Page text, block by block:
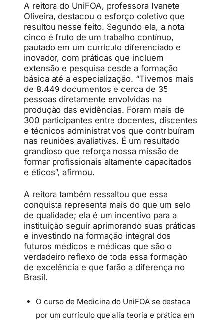
A reitora do UniFOA, professora Ivanete
Oliveira, destacou o esforço coletivo que
resultou nesse feito. Segundo ela, a nota
cinco é fruto de um trabalho contínuo,
pautado em um currículo diferenciado e
inovador, com práticas que incluem
extensão e pesquisa desde a formação
básica até a especialização. “Tivemos mais
de 8.449 documentos e cerca de 35
pessoas diretamente envolvidas na
produção das evidências. Foram mais de
300 participantes entre docentes, discentes
e técnicos administrativos que contribuíram
nas reuniões avaliativas. É um resultado
grandioso que reforça nossa missão de
formar profissionais altamente capacitados
e éticos”, afirmou.
A reitora também ressaltou que essa
conquista representa mais do que um selo
de qualidade; ela é um incentivo para a
instituição seguir aprimorando suas práticas
e investindo na formação integral dos
futuros médicos e médicas que são o
verdadeiro reflexo de toda essa formação
de excelência e que farão a diferença no
Brasil.
O curso de Medicina do UniFOA se destaca
por um currículo que alia teoria e prática em